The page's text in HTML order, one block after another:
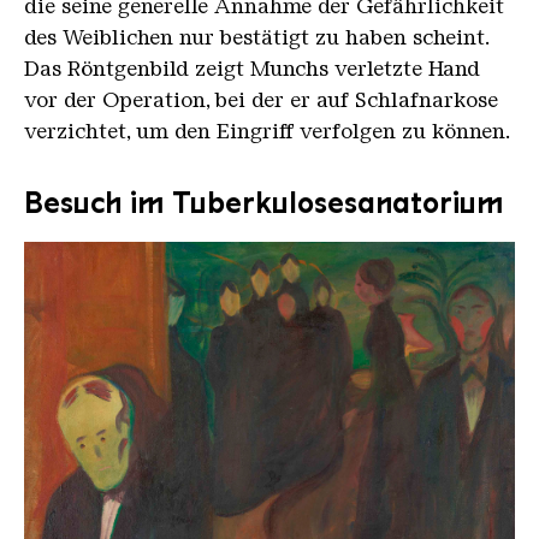
die seine generelle Annahme der Gefährlichkeit
des Weiblichen nur bestätigt zu haben scheint.
Das Röntgenbild zeigt Munchs verletzte Hand
vor der Operation, bei der er auf Schlafnarkose
verzichtet, um den Eingriff verfolgen zu können.
Besuch im Tuberkulosesanatorium